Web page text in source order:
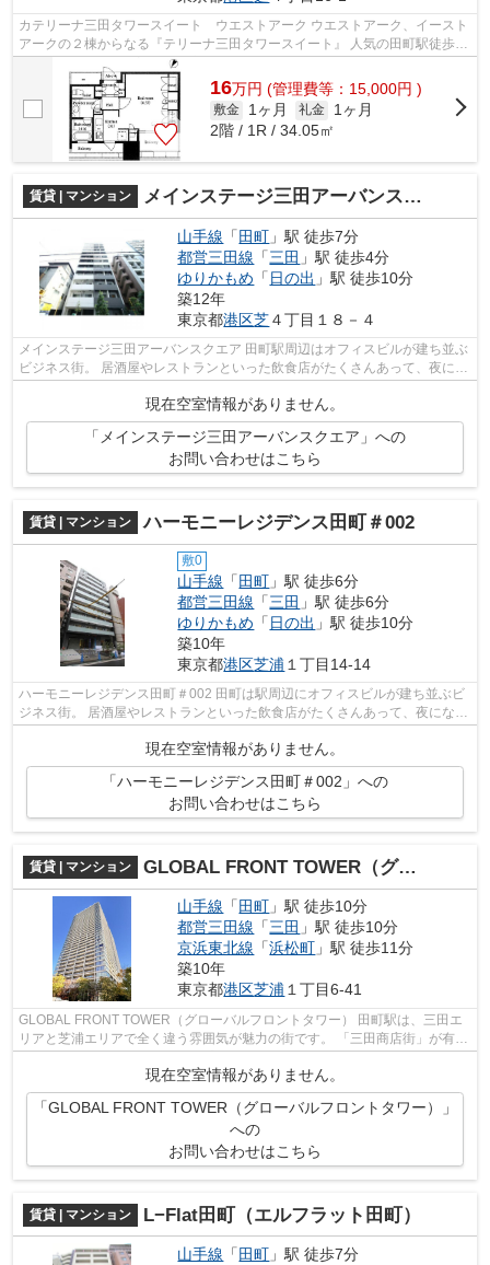
カテリーナ三田タワースイート ウエストアーク ウエストアーク、イースト
アークの２棟からなる『テリーナ三田タワースイート』 人気の田町駅徒歩圏
内で、複数路線利用可能な好立地に...
16万円 (管理費等：15,000円 )
敷金 1ヶ月 礼金
1ヶ月
2階 / 1R / 34.05㎡
賃貸 | マンション メインステージ三田アーバンスクエア
山手線 「 田町 」駅 徒歩7分
都営三田線 「三田 」駅 徒歩4分
ゆりかもめ 「 日の出 」駅 徒歩10分
築12年
東京都港区芝４丁目１８－４
メインステージ三田アーバンスクエア 田町駅周辺はオフィスビルが建ち並ぶ
ビジネス街。 居酒屋やレストランといった飲食店がたくさんあって、夜にな
現在空室情報がありません。
「メインステージ三田アーバンスクエア」への
お問い合わせはこちら
賃貸 | マンション ハーモニーレジデンス田町＃002
敷0
山手線 「 田町 」駅 徒歩6分
都営三田線 「三田 」駅 徒歩6分
ゆりかもめ 「 日の出 」駅 徒歩10分
築10年
東京都港区芝浦 １丁目14-14
ハーモニーレジデンス田町＃002 田町は駅周辺にオフィスビルが建ち並ぶビ
ジネス街。 居酒屋やレストランといった飲食店がたくさんあって、夜になる
現在空室情報がありません。
「ハーモニーレジデンス田町＃002」への
お問い合わせはこちら
賃貸 | マンション GLOBAL FRONT TOWER（グローバルフロントタワー）
山手線 「 田町 」駅 徒歩10分
都営三田線 「三田 」駅 徒歩10分
京浜東北線 「浜松町 」駅 徒歩11分
築10年
東京都港区芝浦 １丁目6-41
GLOBAL FRONT TOWER（グローバルフロントタワー） 田町駅は、三田エ
リアと芝浦エリアで全く違う雰囲気が魅力の街です。 「三田商店街」が有名
な三田エリアは、 駅周辺に飲食店が集結...
現在空室情報がありません。
「GLOBAL FRONT TOWER（グローバルフロントタワー）」
への
お問い合わせはこちら
賃貸 | マンション L−Flat田町（エルフラット田町）
山手線 「 田町 」駅 徒歩7分